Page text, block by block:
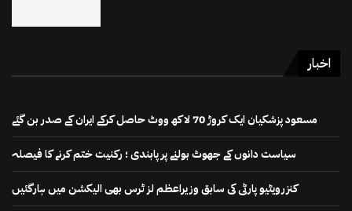
اخبار
مسعود پزشکیان ایک کروڑ 70 لاکھ ووٹ حاصل کرکے ایران کے صدر بن گئے
سیاست دانوں کے جھوٹ بولنے پر پابندی ؛ رکنیت ختم کرنے کا فیصلہ
کنزرویٹیو پارٹی کی سابق وزیراعظم لز ٹرس بھی الیکشن میں ہارگئیں